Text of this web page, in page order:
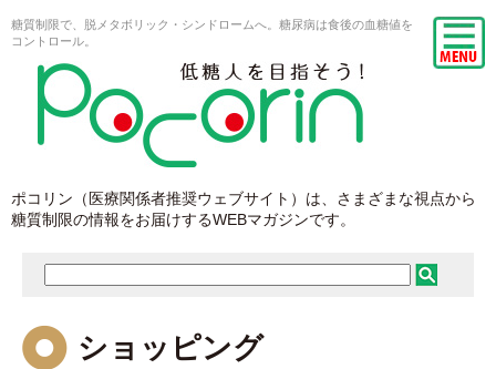
糖質制限で、脱メタボリック・シンドロームへ。糖尿病は食後の血糖値を
コントロール。
ポコリン（医療関係者推奨ウェブサイト）は、さまざまな視点から
糖質制限の情報をお届けするWEBマガジンです。
ショッピング